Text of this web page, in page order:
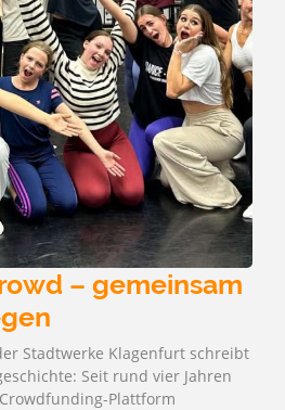
– gemeinsam
Stadtwerke Klagenfurt schreibt
Seit rund vier Jahren
Plattform